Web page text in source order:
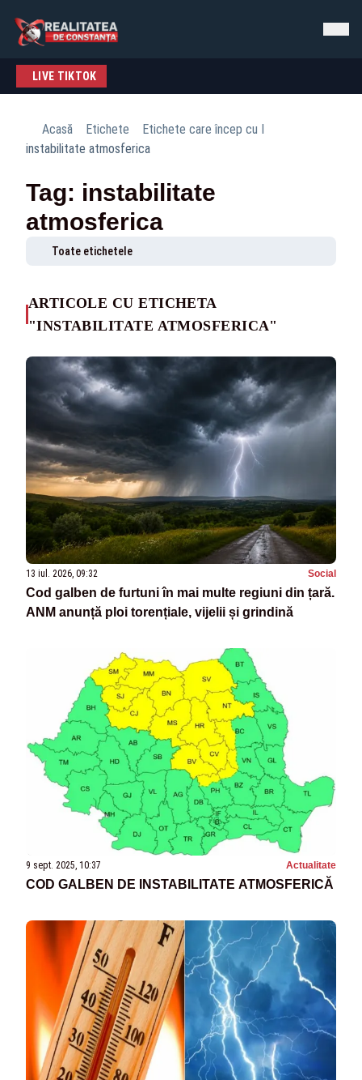
LIVE TIKTOK
Acasă Etichete
Etichete care încep cu I
instabilitate atmosferica
Tag: instabilitate
atmosferica
Toate etichetele
ARTICOLE CU ETICHETA
"INSTABILITATE ATMOSFERICA"
13 iul. 2026, 09:32 Social
Cod galben de furtuni în mai multe regiuni din țară.
ANM anunță ploi torențiale, vijelii și grindină
9 sept. 2025, 10:37 Actualitate
COD GALBEN DE INSTABILITATE ATMOSFERICĂ